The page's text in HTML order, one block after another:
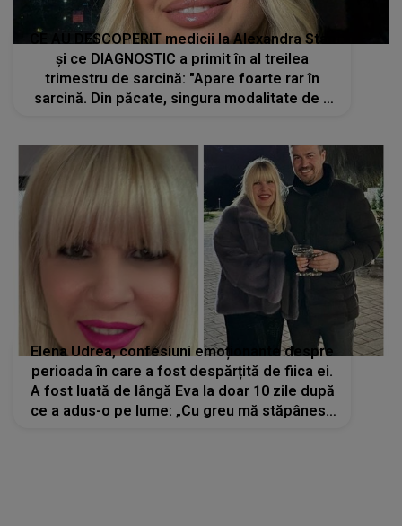
CE AU DESCOPERIT medicii la Alexandra Stan
și ce DIAGNOSTIC a primit în al treilea
trimestru de sarcină: "Apare foarte rar în
sarcină. Din păcate, singura modalitate de a
Elena Udrea, confesiuni emoționante despre
perioada în care a fost despărțită de fiica ei.
A fost luată de lângă Eva la doar 10 zile după
ce a adus-o pe lume: „Cu greu mă stăpânesc